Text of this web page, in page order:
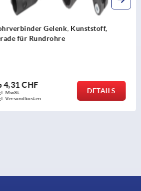
Gelenkfuß Kunststoff
4,06 CHF
MwSt.
Versandkosten
DETAILS